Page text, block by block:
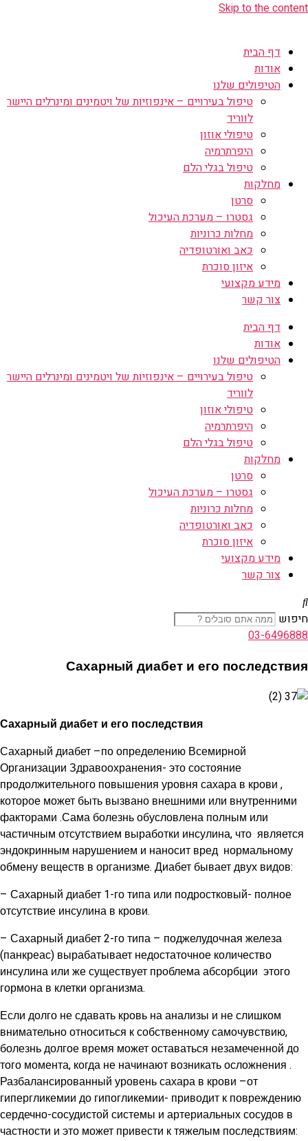
Skip to the content
דף הבית
אודות
הטיפולים שלנו
טיפול בעירויים – אינפוזיות של ויטמינים ומינרלים היישר
לווריד
טיפולי אוזון
היפרתרמיה
טיפול בגלי הלם
מחלקות
סרטן
גסטרו – מערכת העיכול
מחלות כרוניות
כאב ואורטופדיה
איזון סוכרת
מידע מקצועי
צור קשר
דף הבית
אודות
הטיפולים שלנו
טיפול בעירויים – אינפוזיות של ויטמינים ומינרלים היישר
לווריד
טיפולי אוזון
היפרתרמיה
טיפול בגלי הלם
מחלקות
סרטן
גסטרו – מערכת העיכול
מחלות כרוניות
כאב ואורטופדיה
איזון סוכרת
מידע מקצועי
צור קשר
חיפוש
03-6496888
Сахарный диабет и его последствия
Сахарный диабет и его последствия
Сахарный диабет –по определению Всемирной
Организации Здравоохранения- это состояние
продолжительного повышения уровня сахара в крови ,
которое может быть вызвано внешними или внутренними
факторами .Сама болезнь обусловлена полным или
частичным отсутствием выработки инсулина, что является
эндокринным нарушением и наносит вред нормальному
обмену веществ в организме. Диабет бывает двух видов:
– Сахарный диабет 1-го типа или подростковый- полное
отсутствие инсулина в крови.
– Сахарный диабет 2-го типа – поджелудочная железа
(панкреас) вырабатывает недостаточное количество
инсулина или же существует проблема абсорбции этого
гормона в клетки организма.
Если долго не сдавать кровь на анализы и не слишком
внимательно относиться к собственному самочувствию,
болезнь долгое время может оставаться незамеченной до
того момента, когда не начинают возникать осложнения .
Разбалансированный уровень сахара в крови –от
гипергликемии до гипогликемии- приводит к повреждению
сердечно-сосудистой системы и артериальных сосудов в
частности и это может привести к тяжелым последствиям: